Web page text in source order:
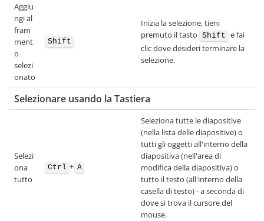
Aggiu
ngi al
fram
ment
o
selezi
onato
Shift
Inizia la selezione, tieni
premuto il tasto
Shift e fai
clic dove desideri terminare la
selezione.
Selezionare usando la Tastiera
Selezi
ona
tutto
Ctrl + A
Seleziona tutte le diapositive
(nella lista delle diapositive) o
tutti gli oggetti all'interno della
diapositiva (nell'area di
modifica della diapositiva) o
tutto il testo (all'interno della
casella di testo) - a seconda di
dove si trova il cursore del
mouse.